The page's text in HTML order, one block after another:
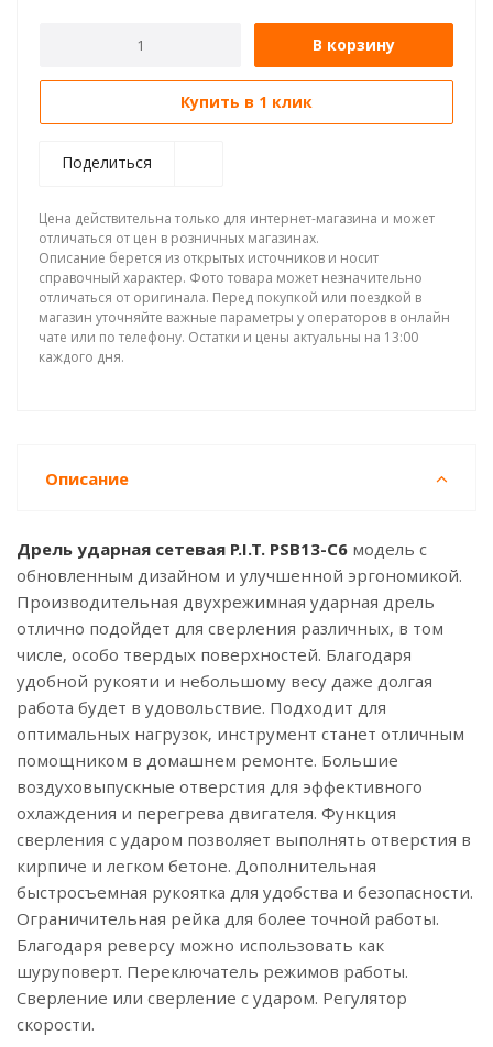
В корзину
Купить в 1 клик
Поделиться
Цена действительна только для интернет-магазина и может
отличаться от цен в розничных магазинах.
Описание берется из открытых источников и носит
справочный характер. Фото товара может незначительно
отличаться от оригинала. Перед покупкой или поездкой в
магазин уточняйте важные параметры у операторов в онлайн
чате или по телефону. Остатки и цены актуальны на 13:00
каждого дня.
Описание
Дрель ударная сетевая P.I.T. PSB13-C6 модель с
обновленным дизайном и улучшенной эргономикой.
Производительная двухрежимная ударная дрель
отлично подойдет для сверления различных, в том
числе, особо твердых поверхностей. Благодаря
удобной рукояти и небольшому весу даже долгая
работа будет в удовольствие. Подходит для
оптимальных нагрузок, инструмент станет отличным
помощником в домашнем ремонте. Большие
воздуховыпускные отверстия для эффективного
охлаждения и перегрева двигателя. Функция
сверления с ударом позволяет выполнять отверстия в
кирпиче и легком бетоне. Дополнительная
быстросъемная рукоятка для удобства и безопасности.
Ограничительная рейка для более точной работы.
Благодаря реверсу можно использовать как
шуруповерт. Переключатель режимов работы.
Сверление или сверление с ударом. Регулятор
скорости.